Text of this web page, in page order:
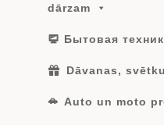
dārzam
Бытовая
Dāvanas,
Auto un moto